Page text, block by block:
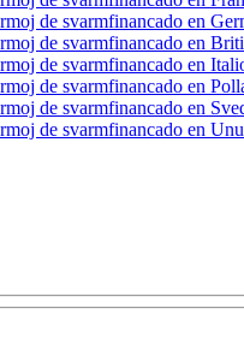
de svarmfinancado en
de svarmfinancado en
de svarmfinancado en
de svarmfinancado en
de svarmfinancado en
de svarmfinancado en